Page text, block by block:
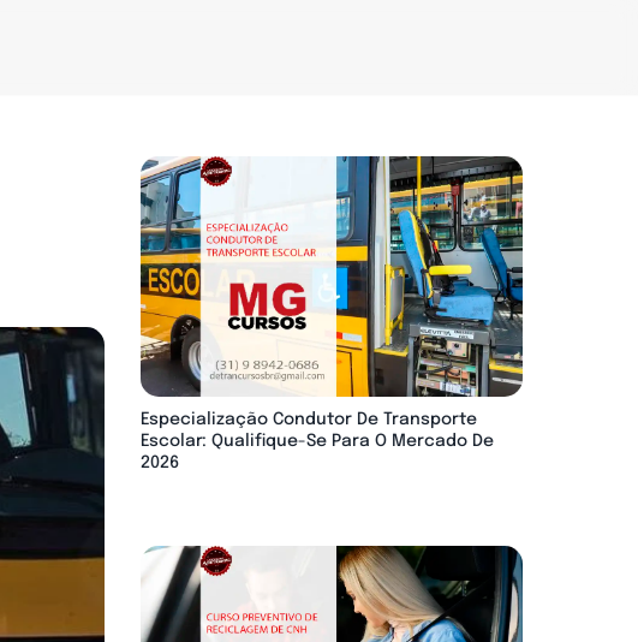
Especialização Condutor De Transporte
Escolar: Qualifique-Se Para O Mercado De
2026